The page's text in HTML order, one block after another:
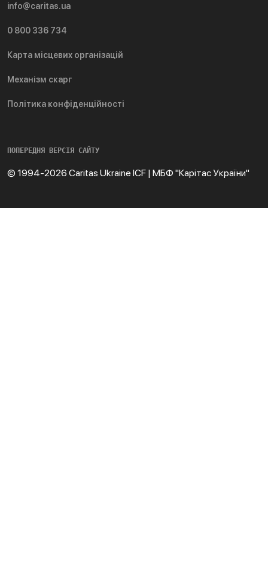
info@caritas.ua
0 800 336 734
Карта місцевих організацій
Механізм скарг
Політика конфіденційності
ПОПЕРЕДНЯ ВЕРСІЯ САЙТУ
© 1994-2026 Caritas Ukraine ICF | МБФ "Карітас України"